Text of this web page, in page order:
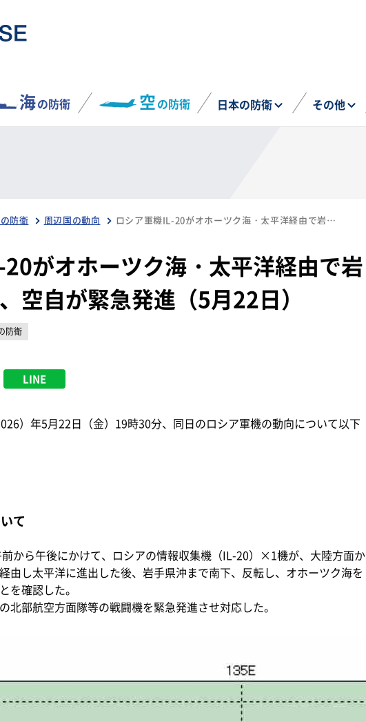
海の防衛 空の防衛 日本の防衛 その他
防衛 周辺国の動向 ロシア軍機IL-20がオホーツク海・太平洋経由で岩手県沖を通過、空自が緊急発進（5月22日）
がオホーツク海・太平洋経由で岩
空自が緊急発進（5月22日）
防衛
LINE
）年5月22日（金）19時30分、同日のロシア軍機の動向について以下
て
から午後にかけて、ロシアの情報収集機（IL-20）×1機が、大陸方面か
由し太平洋に進出した後、岩手県沖まで南下、反転し、オホーツク海を
を確認した。
北部航空方面隊等の戦闘機を緊急発進させ対応した。